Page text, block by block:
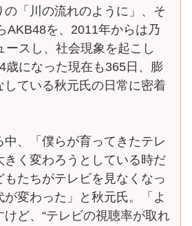
の「川の流れのように」、そ
AKB48を、2011年からは乃
ースし、社会現象を起こし
歳になった現在も365日、膨
している秋元氏の日常に密着
、「僕らが育ってきたテレ
きく変わろうとしている時だ
もたちがテレビを見なくなっ
変わった」と秋元氏。「よ
けど、“テレビの視聴率が取れ